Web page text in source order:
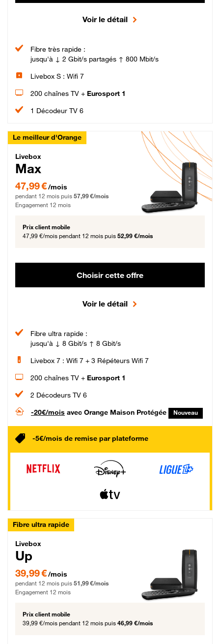
Voir le détail
Fibre très rapide :
jusqu'à ↓ 2 Gbit/s partagés ↑ 800 Mbit/s
Livebox S : Wifi 7
200 chaînes TV + Eurosport 1
1 Décodeur TV 6
Le meilleur d'Orange
Livebox Max Fibre
Livebox
Max
47,99 € par mois pendant 12 mois puis 57,99 € par mois, Engagement 12 mois
47,99 €/mois
pendant 12 mois puis 57,99 €/mois
Engagement 12 mois
Prix client mobile
47,99 €/mois pendant 12 mois puis 52,99 €/mois
Choisir cette offre
Voir le détail
Fibre ultra rapide :
jusqu'à ↓ 8 Gbit/s ↑ 8 Gbit/s
Livebox 7 : Wifi 7 + 3 Répéteurs Wifi 7
200 chaînes TV + Eurosport 1
2 Décodeurs TV 6
-20€/mois avec Orange Maison Protégée Nouveau
-5€/mois de remise par plateforme
Fibre ultra rapide
Livebox Up Fibre
Livebox
Up
39,99 € par mois pendant 12 mois puis 51,99 € par mois, Engagement 12 mois
39,99 €/mois
pendant 12 mois puis 51,99 €/mois
Engagement 12 mois
Prix client mobile
39,99 €/mois pendant 12 mois puis 46,99 €/mois